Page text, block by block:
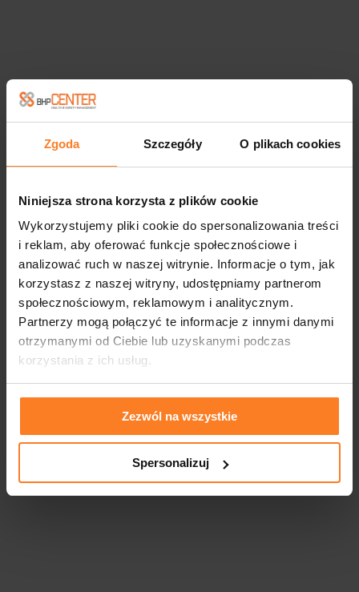
Zgoda Szczegóły O plikach cookies
Niniejsza strona korzysta z plików cookie
Wykorzystujemy pliki cookie do spersonalizowania treści
i reklam, aby oferować funkcje społecznościowe i
analizować ruch w naszej witrynie. Informacje o tym, jak
korzystasz z naszej witryny, udostępniamy partnerom
społecznościowym, reklamowym i analitycznym.
Partnerzy mogą połączyć te informacje z innymi danymi
otrzymanymi od Ciebie lub uzyskanymi podczas
korzystania z ich usług.
Zezwól na wszystkie
Spersonalizuj